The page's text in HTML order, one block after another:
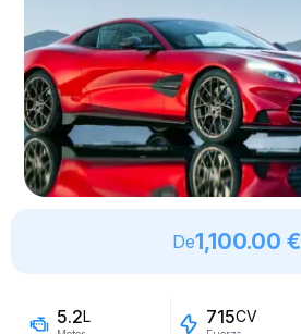
De1,100.00 €
5.2L 715CV